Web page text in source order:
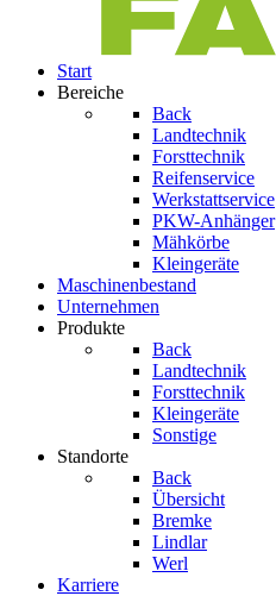
Start
Bereiche
Back
Landtechnik
Forsttechnik
Reifenservice
Werkstattservice
PKW-Anhänger
Mähkörbe
Kleingeräte
Maschinenbestand
Unternehmen
Produkte
Back
Landtechnik
Forsttechnik
Kleingeräte
Sonstige
Standorte
Back
Übersicht
Bremke
Lindlar
Werl
Karriere